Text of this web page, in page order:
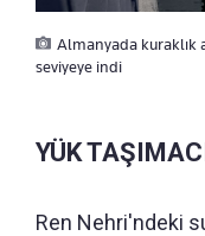
Almanyada kuraklık
seviyeye indi
YÜK
Ren Nehri'ndeki